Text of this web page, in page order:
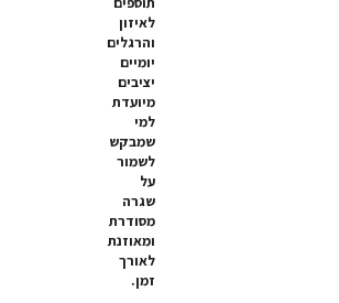
לאיזון
והרגלים
יומיים
יציבים
מיועדת
למי
שמבקש
לשמור
על
שגרה
מסודרת
ומאוזנת
לאורך
זמן.